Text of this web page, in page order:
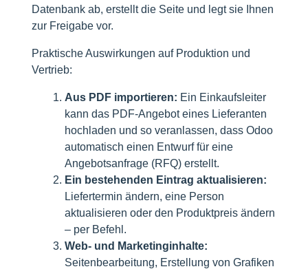
Datenbank ab, erstellt die Seite und legt sie Ihnen
zur Freigabe vor.
Praktische Auswirkungen auf Produktion und
Vertrieb:
Aus PDF importieren: Ein Einkaufsleiter
kann das PDF-Angebot eines Lieferanten
hochladen und so veranlassen, dass Odoo
automatisch einen Entwurf für eine
Angebotsanfrage (RFQ) erstellt.
Ein bestehenden Eintrag aktualisieren:
Liefertermin ändern, eine Person
aktualisieren oder den Produktpreis ändern
– per Befehl.
Web- und Marketinginhalte:
Seitenbearbeitung, Erstellung von Grafiken